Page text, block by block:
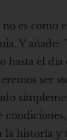
es como
Y añade:
hasta el día
ser
la historia y